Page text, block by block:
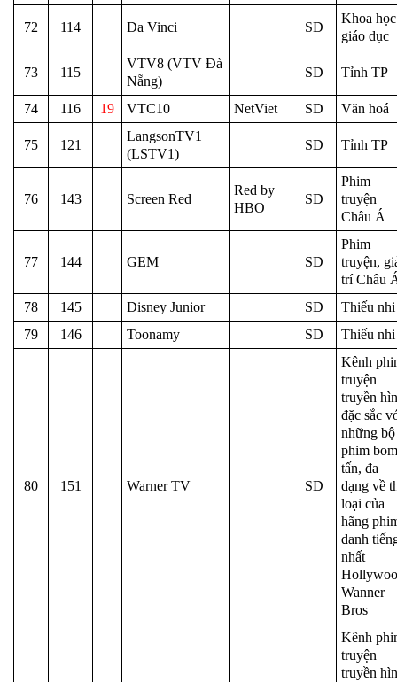
72 114 Da Vinci SD
Khoa học
giáo dục
73 115
VTV8 (VTV Đà
Nẵng)
SD Tỉnh TP
74 116 19 VTC10 NetViet SD Văn hoá
75 121
LangsonTV1
(LSTV1)
SD Tỉnh TP
76 143 Screen Red
Red by
HBO
SD
Phim
truyện
Châu Á
77 144 GEM SD
Phim
truyện,
trí Châu
78
145 Disney Junior SD
Thiếu nhi
79
146 Toonamy SD Thiếu nhi
80 151 Warner TV SD
Kênh
truyện
truyền
đặc sắc
những bộ
phim bom
tấn, đa
dạng về
loại của
hãng
danh
nhất
Wanner
Bros
Kênh
truyện
truyền